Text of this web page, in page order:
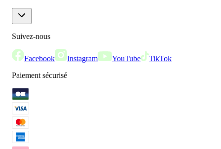
Suivez-nous
Facebook Instagram YouTube
TikTok
Paiement sécurisé